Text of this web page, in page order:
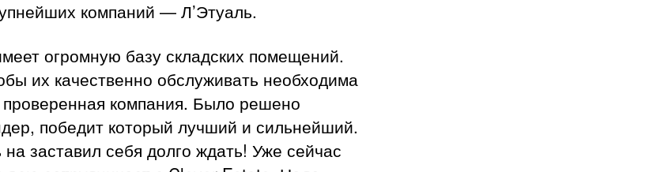
компаний — Л’Этуаль.
огромную базу складских помещений.
их качественно обслуживать необходима
компания. Было решено
победит который лучший и сильнейший.
заставил себя долго ждать! Уже сейчас